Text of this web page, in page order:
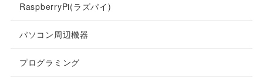
RaspberryPi(ラズパイ)
パソコン周辺機器
プログラミング